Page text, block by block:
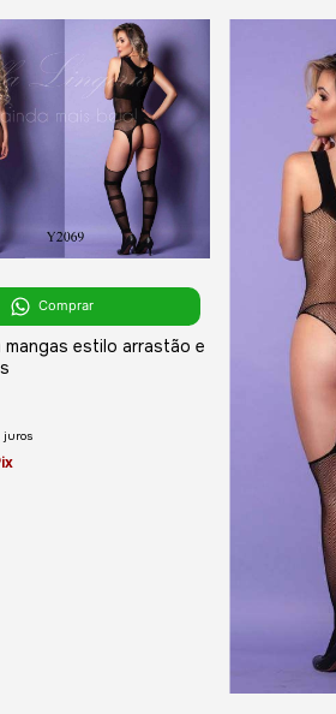
Comprar
mangas estilo arrastão e
juros